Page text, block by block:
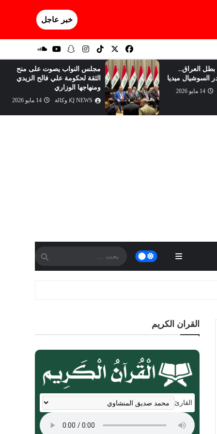
خبر عاجل
بطل العراق..
السوشيال ميديا
14 مايو 2026
مجلس النواب يصوت على منح
الثقة لحكومة علي فالح الزيدي
ومنهاجها الوزاري
iQ NEWS وكالة 14 مايو 2026
القران الكريم
القارئ